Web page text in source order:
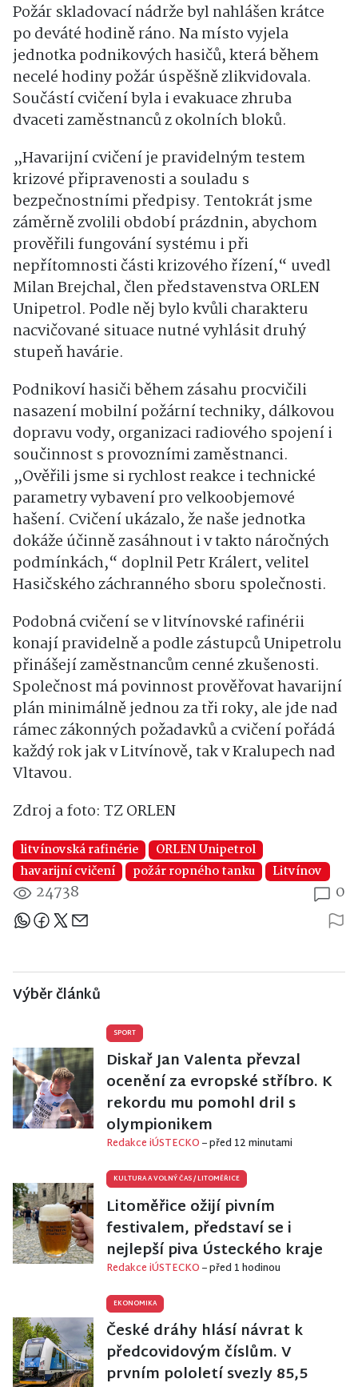
Požár skladovací nádrže byl nahlášen krátce
po deváté hodině ráno. Na místo vyjela
jednotka podnikových hasičů, která během
necelé hodiny požár úspěšně zlikvidovala.
Součástí cvičení byla i evakuace zhruba
dvaceti zaměstnanců z okolních bloků.
„Havarijní cvičení je pravidelným testem
krizové připravenosti a souladu s
bezpečnostními předpisy. Tentokrát jsme
záměrně zvolili období prázdnin, abychom
prověřili fungování systému i při
nepřítomnosti části krizového řízení,“ uvedl
Milan Brejchal, člen představenstva ORLEN
Unipetrol. Podle něj bylo kvůli charakteru
nacvičované situace nutné vyhlásit druhý
stupeň havárie.
Podnikoví hasiči během zásahu procvičili
nasazení mobilní požární techniky, dálkovou
dopravu vody, organizaci radiového spojení i
součinnost s provozními zaměstnanci.
„Ověřili jsme si rychlost reakce i technické
parametry vybavení pro velkoobjemové
hašení. Cvičení ukázalo, že naše jednotka
dokáže účinně zasáhnout i v takto náročných
podmínkách,“ doplnil Petr Králert, velitel
Hasičského záchranného sboru společnosti.
Podobná cvičení se v litvínovské rafinérii
konají pravidelně a podle zástupců Unipetrolu
přinášejí zaměstnancům cenné zkušenosti.
Společnost má povinnost prověřovat havarijní
plán minimálně jednou za tři roky, ale jde nad
rámec zákonných požadavků a cvičení pořádá
každý rok jak v Litvínově, tak v Kralupech nad
Vltavou.
Zdroj a foto: TZ ORLEN
litvínovská rafinérie
ORLEN Unipetrol
havarijní cvičení
požár ropného tanku Litvínov
24738 0
Sdílejte článek
Výběr článků
SPORT
Diskař Jan Valenta převzal
ocenění za evropské stříbro. K
rekordu mu pomohl dril s
olympionikem
Redakce iÚSTECKO– před 12 minutami
KULTURA A VOLNÝ ČAS/LITOMĚŘICE
Litoměřice ožijí pivním
festivalem, představí se i
nejlepší piva Ústeckého kraje
Redakce iÚSTECKO– před 1 hodinou
EKONOMIKA
České dráhy hlásí návrat k
předcovidovým číslům. V
prvním pololetí svezly 85,5